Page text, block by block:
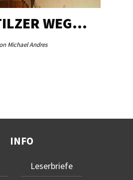
WEG…
Michael Andres
INFO
Leserbriefe